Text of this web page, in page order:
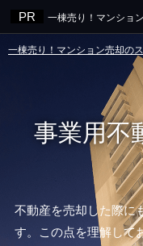
一棟売り！マンショ
一棟売り！マンション売却の
事業用不
不動産を売却した際に
す。この点を理解して